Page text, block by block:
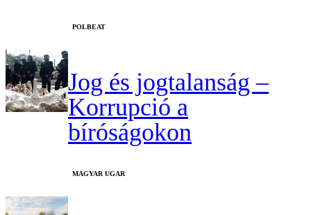
‎POLBEAT
Jog és jogtalanság –
Korrupció a
bíróságokon
MAGYAR UGAR